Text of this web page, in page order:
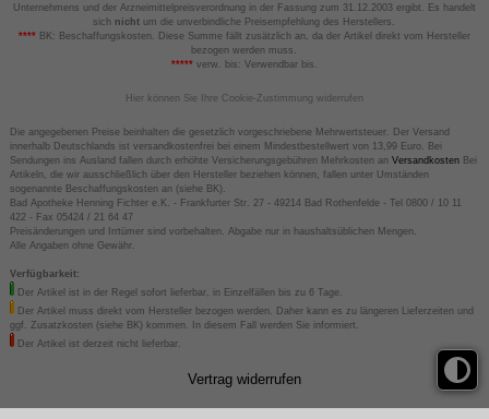
Unternehmens und der Arzneimittelpreisverordnung in der Fassung zum 31.12.2003 ergibt. Es handelt
sich nicht um die unverbindliche Preisempfehlung des Herstellers.
****BK: Beschaffungskosten. Diese Summe fällt zusätzlich an, da der Artikel direkt vom Hersteller
bezogen werden muss.
*****verw. bis: Verwendbar bis.
Hier können Sie Ihre Cookie-Zustimmung widerrufen
Die angegebenen Preise beinhalten die gesetzlich vorgeschriebene Mehrwertsteuer. Der Versand
innerhalb Deutschlands ist versandkostenfrei bei einem Mindestbestellwert von 13,99 Euro. Bei
Sendungen ins Ausland fallen durch erhöhte Versicherungsgebühren Mehrkosten an VersandkostenBei
Artikeln, die wir ausschließlich über den Hersteller beziehen können, fallen unter Umständen
sogenannte Beschaffungskosten an (siehe BK).
Bad Apotheke Henning Fichter e.K. - Frankfurter Str. 27 - 49214 Bad Rothenfelde - Tel 0800 / 10 11
422 - Fax 05424 / 21 64 47
Preisänderungen und Irrtümer sind vorbehalten. Abgabe nur in haushaltsüblichen Mengen.
Alle Angaben ohne Gewähr.
Verfügbarkeit:
Der Artikel ist in der Regel sofort lieferbar, in Einzelfällen bis zu 6 Tage.
Der Artikel muss direkt vom Hersteller bezogen werden. Daher kann es zu längeren Lieferzeiten und
ggf. Zusatzkosten (siehe BK) kommen. In diesem Fall werden Sie informiert.
Der Artikel ist derzeit nicht lieferbar.
Vertrag widerrufen